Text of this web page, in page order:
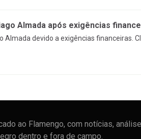
Almada após exigências
Almada devido a exigências financeiras.
ao Flamengo, com notícias,
dentro e fora de campo.